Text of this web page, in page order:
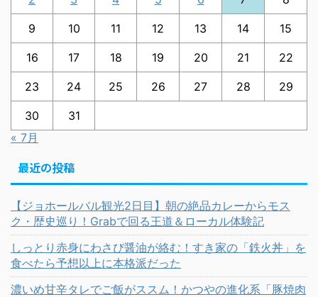
9 10 11 12 13 14 15
16 17 18 19 20 21 22
23 24 25 26 27 28 29
30
31
« 7月
最近の投稿
【ジョホールバル観光2日目】朝の絶品カレーからモス
ク・歴史巡り！Grabで回る王道＆ローカル体験記
しっとり赤身にわさび醤油が絡む！すき家の「鉄火丼」を
食べたら予想以上に本格派だった
濃いめ甘辛タレでご飯がススム！かつやの進化系「豚焼肉